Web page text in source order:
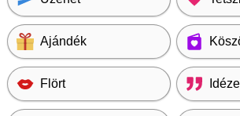
Ajándék
Flört